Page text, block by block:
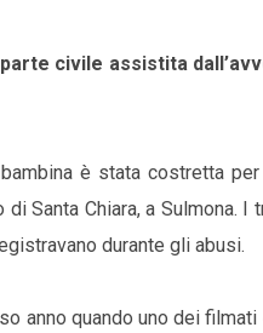
civile assistita
è stata costretta
Santa Chiara, a Sulmona.
durante gli abusi.
anno quando uno dei